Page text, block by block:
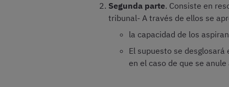
Segunda parte. Consiste en
tribunal- A través de ellos se
la capacidad de los
El supuesto se
en el caso de que se